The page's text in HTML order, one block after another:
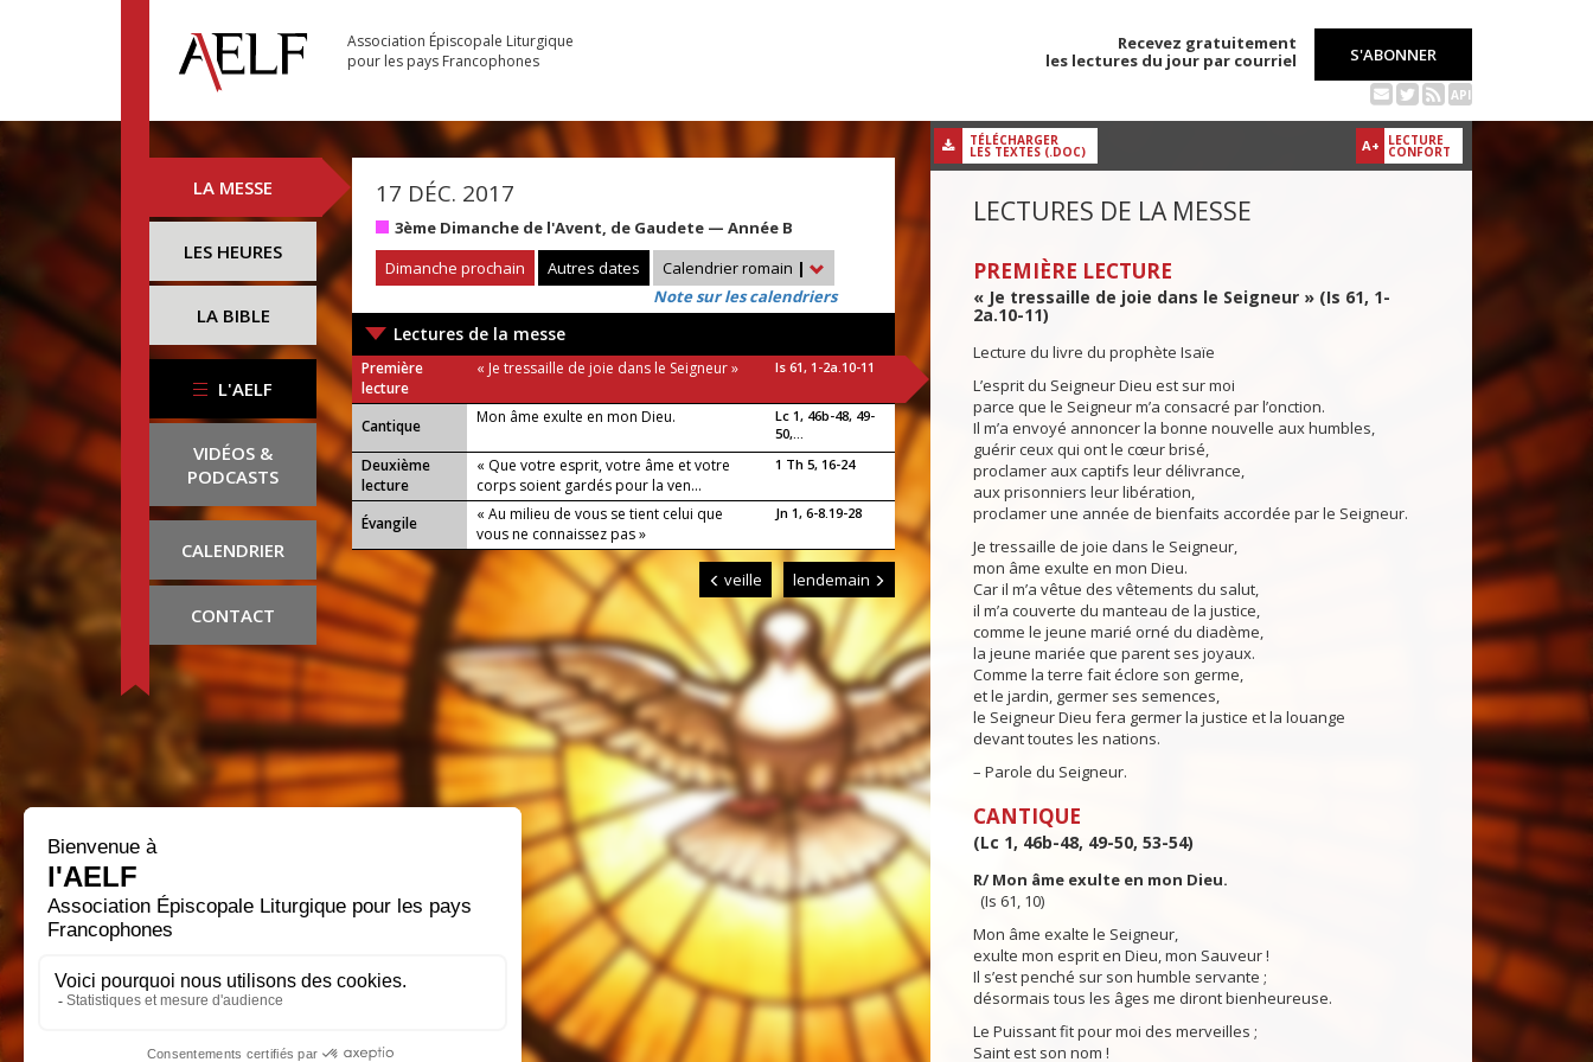
Association Épiscopale Liturgique
pour les pays Francophones
Recevez gratuitement
les lectures du jour par courriel
S'ABONNER
API
LA MESSE
LES HEURES
LA BIBLE
L'AELF
VIDÉOS &
PODCASTS
CALENDRIER
CONTACT
17 DÉC. 2017
3ème Dimanche de l'Avent, de Gaudete — Année B
Dimanche prochain
Autres dates Calendrier romain |
Note sur les calendriers
Lectures de la messe
Première
lecture
« Je tressaille de joie dans le Seigneur » Is 61, 1-2a.10-11
Cantique Mon âme exulte en mon Dieu.
Lc 1, 46b-48, 49-
50,...
Deuxième
lecture
« Que votre esprit, votre âme et votre
corps soient gardés pour la ven...
1 Th 5, 16-24
Évangile
« Au milieu de vous se tient celui que
vous ne connaissez pas »
Jn 1, 6-8.19-28
veille lendemain
A+ LECTURE
CONFORT
TÉLÉCHARGER
LES TEXTES (.DOC)
LECTURES DE LA MESSE
PREMIÈRE LECTURE
« Je tressaille de joie dans le Seigneur » (Is 61, 1-
2a.10-11)
Lecture du livre du prophète Isaïe
L’esprit du Seigneur Dieu est sur moi
parce que le Seigneur m’a consacré par l’onction.
Il m’a envoyé annoncer la bonne nouvelle aux humbles,
guérir ceux qui ont le cœur brisé,
proclamer aux captifs leur délivrance,
aux prisonniers leur libération,
proclamer une année de bienfaits accordée par le Seigneur.
Je tressaille de joie dans le Seigneur,
mon âme exulte en mon Dieu.
Car il m’a vêtue des vêtements du salut,
il m’a couverte du manteau de la justice,
comme le jeune marié orné du diadème,
la jeune mariée que parent ses joyaux.
Comme la terre fait éclore son germe,
et le jardin, germer ses semences,
le Seigneur Dieu fera germer la justice et la louange
devant toutes les nations.
– Parole du Seigneur.
CANTIQUE
(Lc 1, 46b-48, 49-50, 53-54)
R/ Mon âme exulte en mon Dieu.
(Is 61, 10)
Mon âme exalte le Seigneur,
exulte mon esprit en Dieu, mon Sauveur !
Il s’est penché sur son humble servante ;
désormais tous les âges me diront bienheureuse.
Le Puissant fit pour moi des merveilles ;
Saint est son nom !